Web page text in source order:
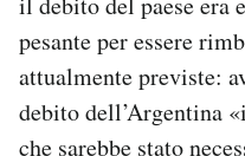
pesante per essere
attualmente previste:
debito dell’Argentina
che sarebbe stato